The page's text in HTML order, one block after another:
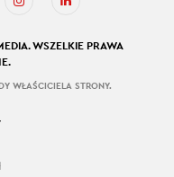
WSZELKIE PRAWA
WŁAŚCICIELA STRONY.